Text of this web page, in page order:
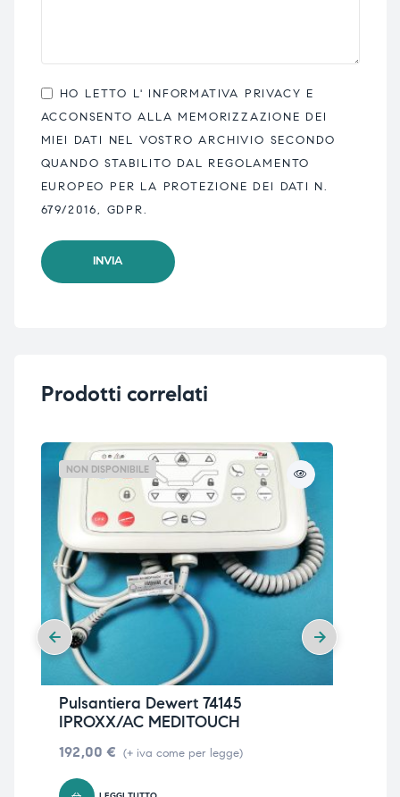
HO LETTO L' INFORMATIVA PRIVACY E
ACCONSENTO ALLA MEMORIZZAZIONE DEI
MIEI DATI NEL VOSTRO ARCHIVIO SECONDO
QUANDO STABILITO DAL REGOLAMENTO
EUROPEO PER LA PROTEZIONE DEI DATI N.
679/2016, GDPR.
Prodotti correlati
NON DISPONIBILE
Pulsantiera Dewert 74145
IPROXX/AC MEDITOUCH
192,00 € (+ iva come per legge)